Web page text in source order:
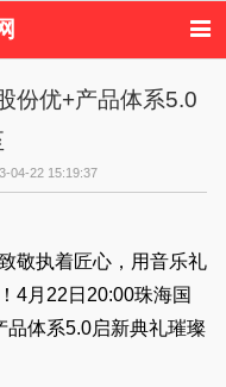
国娱乐
欧美娱乐
新闻
明星八卦
份优+产品体系5.0
04-22 15:19:37
执着匠心，用音乐礼
4月22日20:00珠海国
品体系5.0启新典礼璀璨